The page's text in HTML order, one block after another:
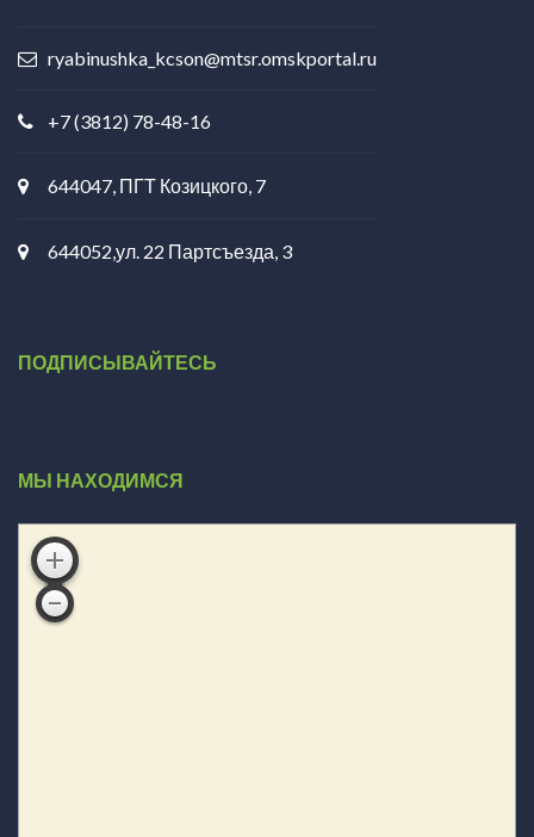
ryabinushka_kcson@mtsr.omskportal.ru
+7 (3812) 78-48-16
644047, ПГТ Козицкого, 7
644052,ул. 22 Партсъезда, 3
ПОДПИСЫВАЙТЕСЬ
МЫ НАХОДИМСЯ